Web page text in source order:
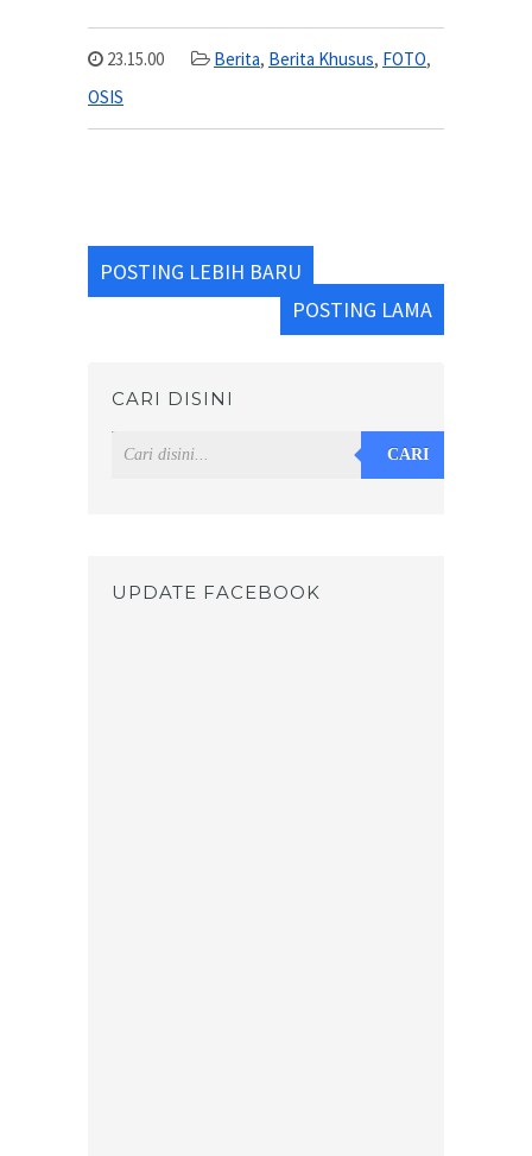
23.15.00 Berita, Berita Khusus, FOTO,
OSIS
POSTING LEBIH BARU
POSTING LAMA
CARI DISINI
CARI
UPDATE FACEBOOK